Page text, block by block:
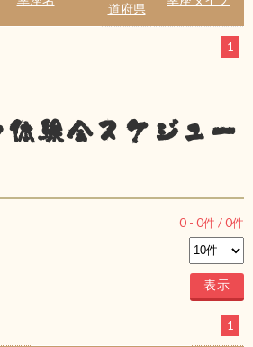
道府県
1
体験会スケジュー
0 - 0件 /0件
1